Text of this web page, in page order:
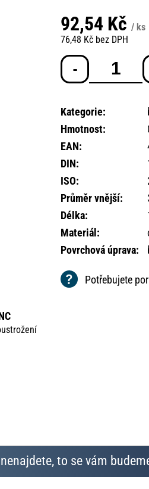
92,54 Kč / ks
76,48 Kč bez DPH
Měrná
cena:
Kategorie:
Hmotnost:
EAN:
DIN:
ISO:
Průměr vnější:
Délka:
Materiál :
Povrchová úprava:
Potřebujete
to se vám